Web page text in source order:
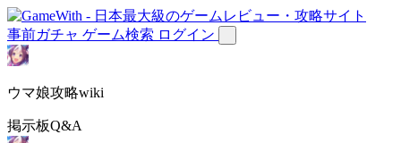
事前ガチャ ゲーム検索 ログイン
ウマ娘攻略wiki
掲示板Q&A